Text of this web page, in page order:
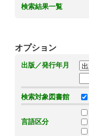
検索結果一覧
オプション
出版／発行年月
検索対象図書館
言語区分